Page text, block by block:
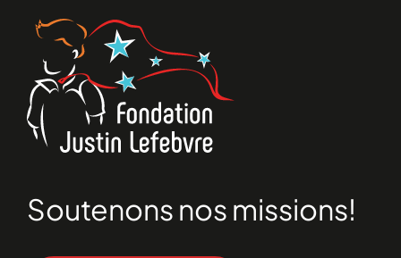
Soutenons nos missions!